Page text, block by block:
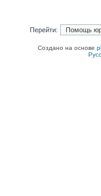
Перейти:
Создано на основе